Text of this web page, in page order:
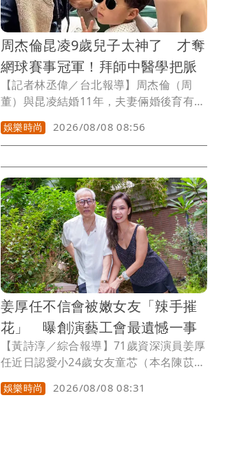
周杰倫昆凌9歲兒子太神了 才奪
網球賽事冠軍！拜師中醫學把脈
【記者林丞偉／台北報導】周杰倫（周
董）與昆凌結婚11年，夫妻倆婚後育有2
女一子，周董的9歲兒子羅密歐
（Romeo）擁有極佳的網球天賦，3歲開
始接觸網球，6歲便拿下青少年賽事冠
軍。近期，昆凌參加綜藝節目《中餐廳》
第十季，透露兒子Romeo被一位中醫師
收為徒弟，還常常主動提出要幫她把脈，
且診斷神準，有一回，他還給昆凌把脈，
診斷媽媽「沒吃飽」，讓昆凌哭笑不得，
此話一出令網友嘖嘖稱奇。
娛樂時尚 2026/08/08 08:56
姜厚任不信會被嫩女友「辣手摧
花」 曝創演藝工會最遺憾一事
【黃詩淳／綜合報導】71歲資深演員姜厚
任近日認愛小24歲女友童芯（本名陳苡
孋），女方自稱智商146、有台大「3碩1
博」高學歷，還坐擁5家公司 ，不過查詢
娛樂時尚 2026/08/08 08:31